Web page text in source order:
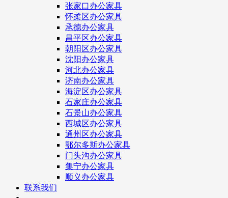
张家口办公家具
怀柔区办公家具
承德办公家具
昌平区办公家具
朝阳区办公家具
沈阳办公家具
河北办公家具
济南办公家具
海淀区办公家具
石家庄办公家具
石景山办公家具
西城区办公家具
通州区办公家具
鄂尔多斯办公家具
门头沟办公家具
集宁办公家具
顺义办公家具
联系我们